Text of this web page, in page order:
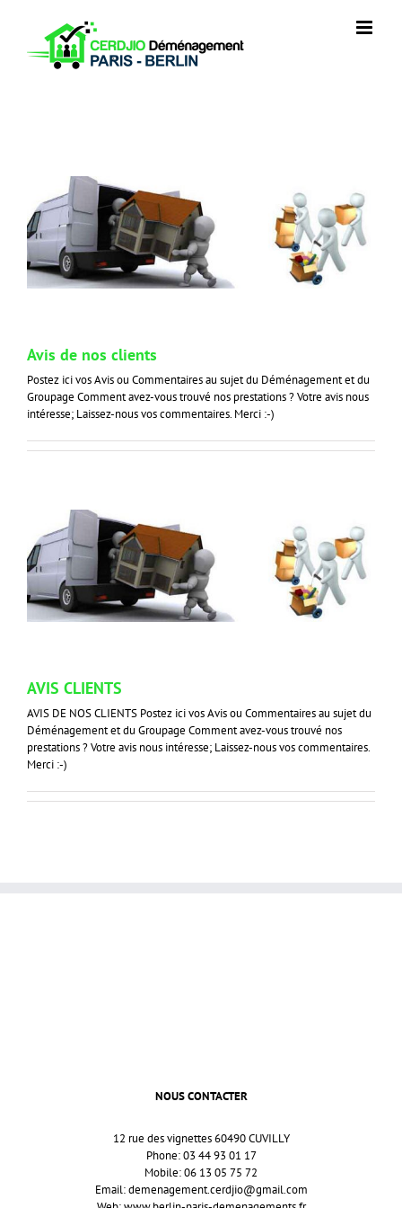
Avis de nos clients
Postez ici vos Avis ou Commentaires au sujet du Déménagement et du
Groupage Comment avez-vous trouvé nos prestations ? Votre avis nous
intéresse; Laissez-nous vos commentaires. Merci :-)
AVIS CLIENTS
AVIS DE NOS CLIENTS Postez ici vos Avis ou Commentaires au sujet du
Déménagement et du Groupage Comment avez-vous trouvé nos
prestations ? Votre avis nous intéresse; Laissez-nous vos commentaires.
Merci :-)
NOUS CONTACTER
12 rue des vignettes 60490 CUVILLY
Phone: 03 44 93 01 17
Mobile: 06 13 05 75 72
Email:demenagement.cerdjio@gmail.com